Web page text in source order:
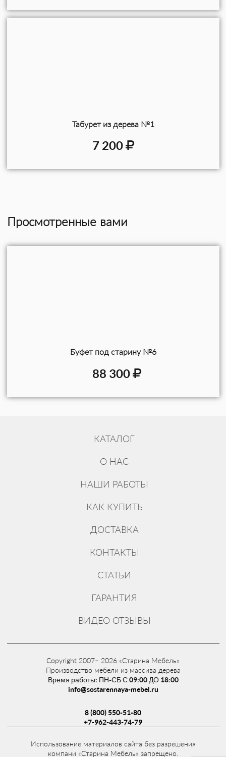
Табурет из дерева №1
7 200
Просмотренные вами
Буфет под старину №6
88 300
КАТАЛОГ
О НАС
НАШИ РАБОТЫ
КАК КУПИТЬ
ДОСТАВКА
КОНТАКТЫ
СТАТЬИ
ГАРАНТИЯ
ВИДЕО ОТЗЫВЫ
Copyright 2007– 2026 «Старина Мебель»
Производство мебели из массива дерева
Время работы: ПН-СБ С 09:00 ДО 18:00
info@sostarennaya-mebel.ru
8 (800) 550-51-80
+7-962-443-74-79
Использование материалов сайта без разрешения
компани «Старина Мебель» запрещено.